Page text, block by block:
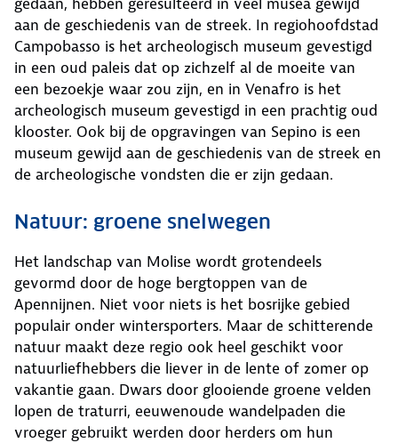
aan de geschiedenis van de streek. In regiohoofdstad
Campobasso is het archeologisch museum gevestigd
in een oud paleis dat op zichzelf al de moeite van
een bezoekje waar zou zijn, en in Venafro is het
archeologisch museum gevestigd in een prachtig oud
klooster. Ook bij de opgravingen van Sepino is een
museum gewijd aan de geschiedenis van de streek en
de archeologische vondsten die er zijn gedaan.
Natuur: groene snelwegen
Het landschap van Molise wordt grotendeels
gevormd door de hoge bergtoppen van de
Apennijnen. Niet voor niets is het bosrijke gebied
populair onder wintersporters. Maar de schitterende
natuur maakt deze regio ook heel geschikt voor
natuurliefhebbers die liever in de lente of zomer op
vakantie gaan. Dwars door glooiende groene velden
lopen de traturri, eeuwenoude wandelpaden die
vroeger gebruikt werden door herders om hun